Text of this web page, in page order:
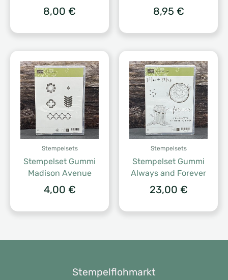
8,00 € 8,95 €
Stempelsets
Stempelset Gummi
Madison Avenue
4,00 €
Stempelsets
Stempelset Gummi
Always and Forever
23,00 €
Stempelflohmarkt